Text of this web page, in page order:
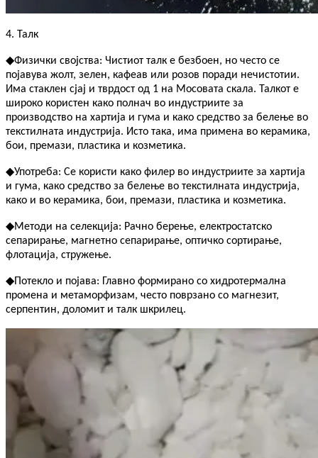
4. Талк
◆Физички својства: Чистиот талк е безбоен, но често се
појавува жолт, зелен, кафеав или розов поради нечистотии.
Има стаклен сјај и тврдост од 1 на Мосовата скала. Талкот е
широко користен како полнач во индустриите за
производство на хартија и гума и како средство за белење во
текстилната индустрија. Исто така, има примена во керамика,
бои, премази, пластика и козметика.
◆Употреба: Се користи како филер во индустриите за хартија
и гума, како средство за белење во текстилната индустрија,
како и во керамика, бои, премази, пластика и козметика.
◆Методи на селекција: Рачно берење, електростатско
сепарирање, магнетно сепарирање, оптичко сортирање,
флотација, стружење.
◆Потекло и појава: Главно формирано со хидротермална
промена и метаморфизам, често поврзано со магнезит,
серпентин, доломит и талк шкрилец.